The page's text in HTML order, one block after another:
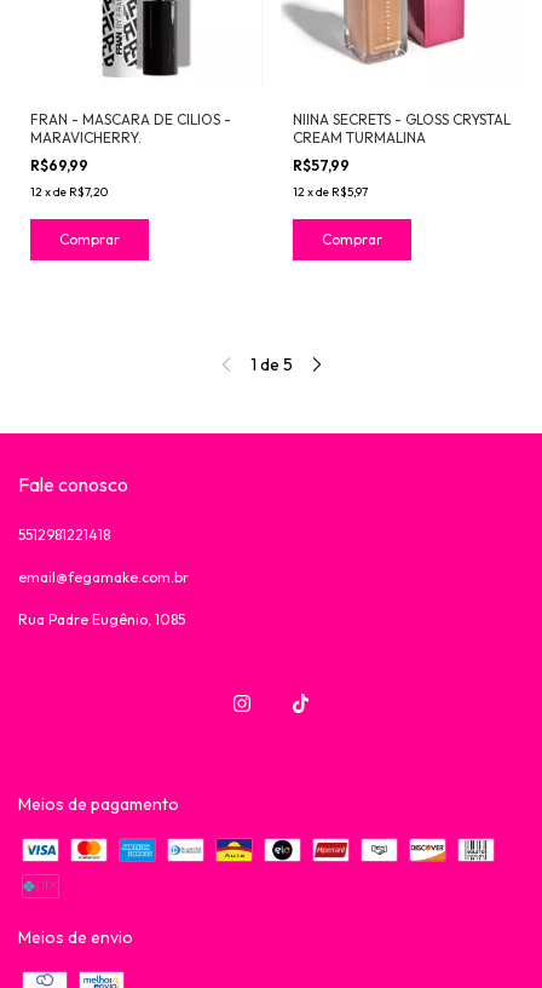
FRAN - MASCARA DE CILIOS -
MARAVICHERRY.
R$69,99
12xde R$7,20
NIINA SECRETS - GLOSS CRYSTAL
CREAM TURMALINA
R$57,99
12xde R$5,97
1 de 5
Fale conosco
5512981221418
email@fegamake.com.br
Rua Padre Eugênio, 1085
Meios de pagamento
Meios de envio